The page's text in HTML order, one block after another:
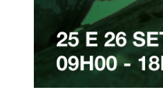
Biodiversidade: um